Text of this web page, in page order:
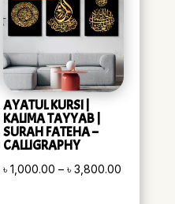
AYATUL KURSI |
KALIMA TAYYAB |
SURAH FATEHA –
CALLIGRAPHY
৳1,000.00 – ৳3,800.00